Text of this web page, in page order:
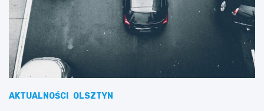
AKTUALNOŚCI OLSZTYN